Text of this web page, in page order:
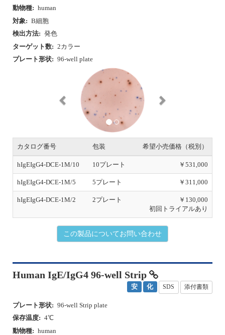
動物種: human
対象: B細胞
検出方法: 発色
ターゲット数: 2カラー
プレート形状: 96-well plate
v
s
t
カタログ番号 包装 希望小売価格（税別）
hIgEIgG4-DCE-1M/10 10プレート ￥531,000
hIgEIgG4-DCE-1M/5 5プレート ￥311,000
hIgEIgG4-DCE-1M/2 2プレート
￥130,000
初回トライアルあり
この製品についてお問い合わせ
Human IgE/IgG4 96-well Strip
安 化 SDS 添付書類
プレート形状: 96-well Strip plate
保存温度: 4℃
動物種: human